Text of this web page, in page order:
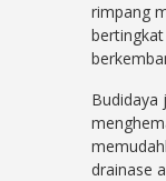
rimpang
Budidaya
drainase